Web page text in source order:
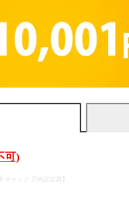
可)
チャック 刃先設定器】